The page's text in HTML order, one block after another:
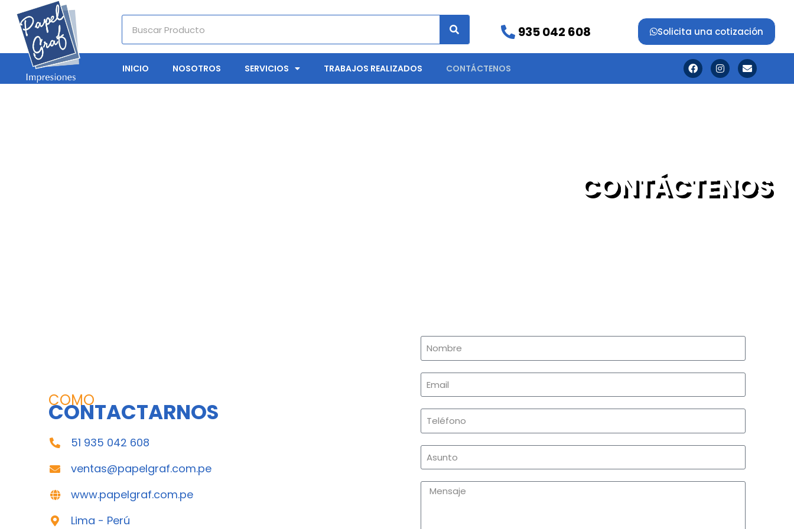
935 042 608 Solicita una cotización
INICIO NOSOTROS SERVICIOS TRABAJOS REALIZADOS CONTÁCTENOS
CONTÁCTENOS
COMO
CONTACTARNOS
51 935 042 608
ventas@papelgraf.com.pe
www.papelgraf.com.pe
Lima - Perú